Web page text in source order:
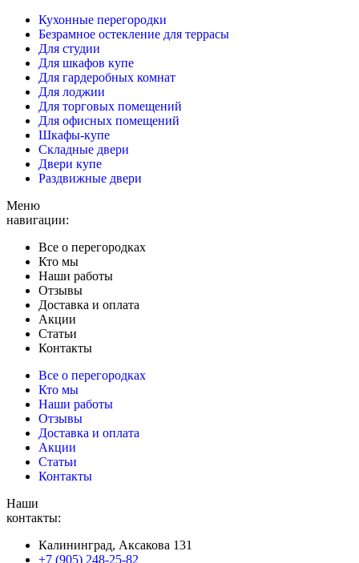
Кухонные перегородки
Безрамное остекление для террасы
Для студии
Для шкафов купе
Для гардеробных комнат
Для лоджии
Для торговых помещений
Для офисных помещений
Шкафы-купе
Складные двери
Двери купе
Раздвижные двери
Меню
навигации:
Все о перегородках
Кто мы
Наши работы
Отзывы
Доставка и оплата
Акции
Статьи
Контакты
Все о перегородках
Кто мы
Наши работы
Отзывы
Доставка и оплата
Акции
Статьи
Контакты
Наши
контакты:
Калининград, Аксакова 131
+7 (905) 248-25-82